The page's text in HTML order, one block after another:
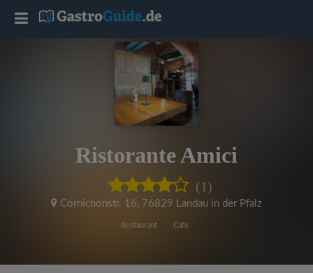
Ristorante Amici
(1)
Cornichonstr. 16, 76829 Landau in der Pfalz
Restaurant Cafe
T